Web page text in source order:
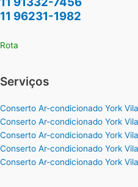
11 96231-1982
Rota
Serviços
Conserto Ar-condicionado York
Conserto Ar-condicionado York
Conserto Ar-condicionado York
Conserto Ar-condicionado York
Conserto Ar-condicionado York